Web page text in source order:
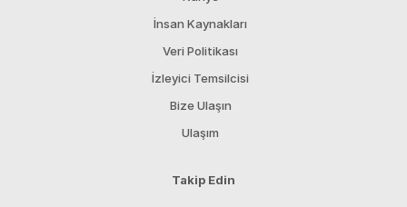
İnsan Kaynakları
Veri Politikası
İzleyici Temsilcisi
Bize Ulaşın
Ulaşım
Takip Edin